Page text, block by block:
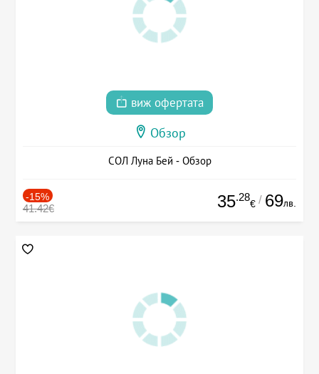
виж офертата
Обзор
СОЛ Луна Бей - Обзор
-15%
41.42€ 35.28
€ / 69лв.